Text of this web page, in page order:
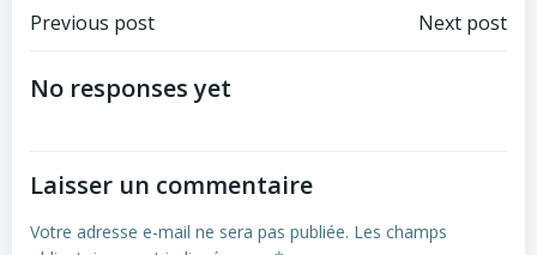
Navigation
de
Previous post
Navigation
Next post
No responses yet
Laisser un commentaire
Votre adresse e-mail ne sera pas publiée. Les champs